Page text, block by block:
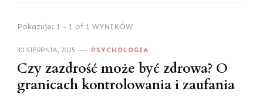
Pokazuje: 1 - 1 of 1 WYNIKÓW
30 SIERPNIA, 2025 PSYCHOLOGIA
Czy zazdrość może być zdrowa? O
granicach kontrolowania i zaufania